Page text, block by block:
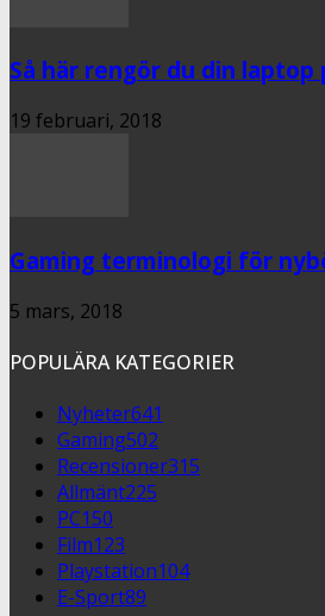
Så här rengör du din laptop
19 februari, 2018
Gaming terminologi för
5 mars, 2018
POPULÄRA KATEGORIER
Nyheter641
Gaming502
Recensioner315
Allmänt225
PC150
Film123
Playstation104
E-Sport89